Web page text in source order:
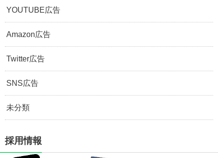
YOUTUBE広告
Amazon広告
Twitter広告
SNS広告
未分類
採用情報